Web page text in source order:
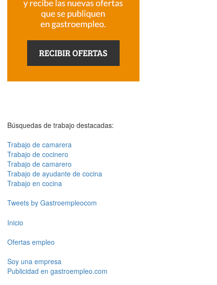
Búsquedas de trabajo destacadas:
Trabajo de camarera
Trabajo de cocinero
Trabajo de camarero
Trabajo de ayudante de cocina
Trabajo en cocina
Tweets by Gastroempleocom
Inicio
Ofertas empleo
Soy una empresa
Publicidad en gastroempleo.com